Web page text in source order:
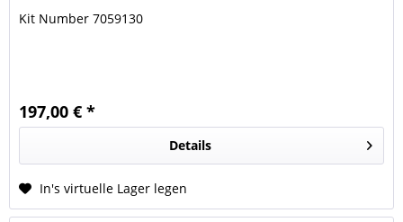
Kit Number 7059130
197,00 € *
Details
In's virtuelle Lager legen